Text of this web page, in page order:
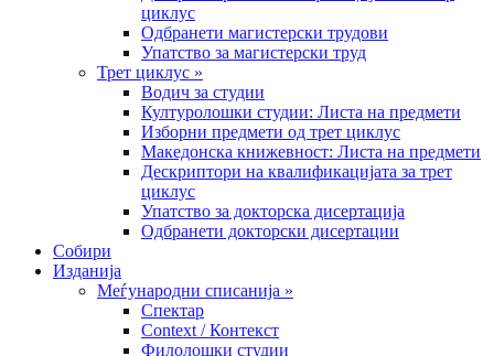
циклус
Одбранети магистерски трудови
Упатство за магистерски труд
Трет циклус »
Водич за студии
Културолошки студии: Листа на предмети
Изборни предмети од трет циклус
Македонска книжевност: Листа на предмети
Дескриптори на квалификацијата за трет
циклус
Упатство за докторска дисертација
Одбранети докторски дисертации
Собири
Изданија
Меѓународни списанија »
Спектар
Context / Контекст
Филолошки студии